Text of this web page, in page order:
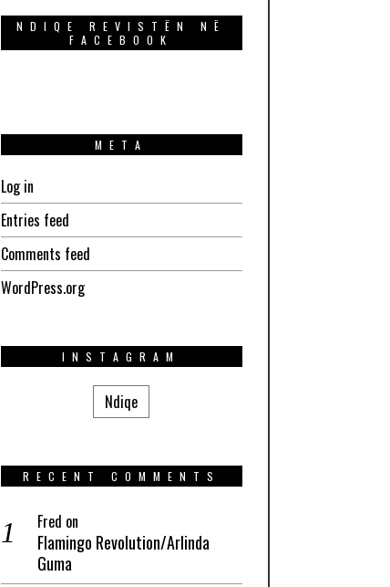
NDIQE REVISTËN NË
FACEBOOK
META
Log in
Entries feed
Comments feed
WordPress.org
INSTAGRAM
Ndiqe
RECENT COMMENTS
Fred on
Flamingo Revolution/Arlinda
Guma